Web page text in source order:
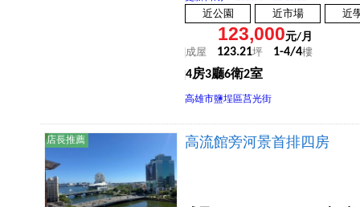
近公園 近市場 近
123,000元/月
成屋 123.21坪 1-4/4樓
4房3廳6衛2室
高雄市鹽埕區莒光街
店長推薦 高流館旁河景首排四房